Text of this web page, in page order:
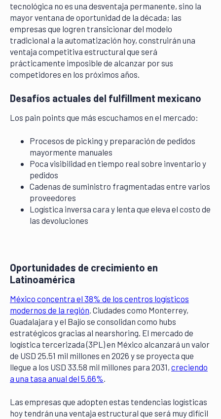
tecnológica no es una desventaja permanente, sino la
mayor ventana de oportunidad de la década; las
empresas que logren transicionar del modelo
tradicional a la automatización hoy, construirán una
ventaja competitiva estructural que será
prácticamente imposible de alcanzar por sus
competidores en los próximos años.
Desafíos actuales del fulfillment mexicano
Los pain points que más escuchamos en el mercado:
Procesos de picking y preparación de pedidos
mayormente manuales
Poca visibilidad en tiempo real sobre inventario y
pedidos
Cadenas de suministro fragmentadas entre varios
proveedores
Logística inversa cara y lenta que eleva el costo de
las devoluciones
Oportunidades de crecimiento en
Latinoamérica
México concentra el 38% de los centros logísticos
modernos de la región. Ciudades como Monterrey,
Guadalajara y el Bajío se consolidan como hubs
estratégicos gracias al nearshoring. El mercado de
logística tercerizada (3PL) en México alcanzará un valor
de USD 25.51 mil millones en 2026 y se proyecta que
llegue a los USD 33.58 mil millones para 2031, creciendo
a una tasa anual del 5.66%.
Las empresas que adopten estas tendencias logísticas
hoy tendrán una ventaja estructural que será muy difícil